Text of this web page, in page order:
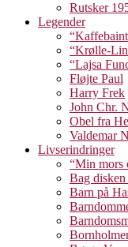
Rutsker
Legender
“Krølle-
“Lajsa
Fløjte Paul
Harry Frek
John Chr.
Obel fra
Valdemar
Livserindringer
“Min mors
Bag
Barn på